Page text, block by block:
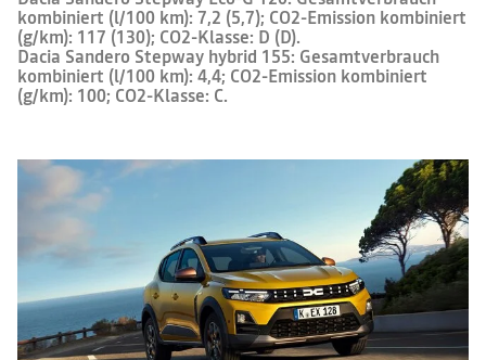
kombiniert (l/100 km): 7,2 (5,7); CO2-Emission kombiniert
(g/km): 117 (130); CO2-Klasse: D (D).
Dacia Sandero Stepway hybrid 155: Gesamtverbrauch
kombiniert (l/100 km): 4,4; CO2-Emission kombiniert
(g/km): 100; CO2-Klasse: C.